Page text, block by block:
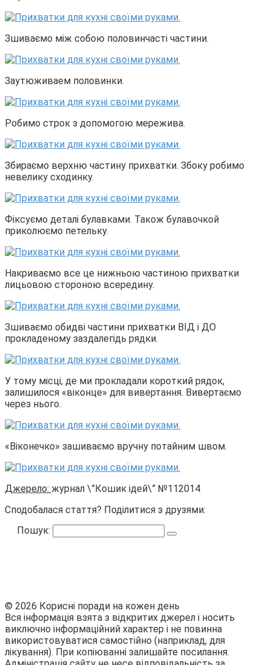
Зшиваємо між собою половинчасті частини.
Заутюживаем половинки.
Робимо строк з допомогою мережива.
Збираємо верхню частину прихватки. Збоку робимо
невелику сходинку.
Фіксуємо деталі булавками. Також булавочкой
приколюємо петельку.
Накриваємо все це нижньою частиною прихватки
лицьовою стороною всередину.
Зшиваємо обидві частини прихватки ВІД і ДО
прокладеному заздалегідь рядки.
У тому місці, де ми прокладали короткий рядок,
залишилося «віконце» для вивертання. Вивертаємо
через нього.
«Віконечко» зашиваємо вручну потайним швом.
Джерело: журнал \”Кошик ідей\” №112014
Сподобалася стаття? Поділитися з друзями:
Пошук:
© 2026 Корисні поради на кожен день
Вся інформація взята з відкритих джерел і носить
виключно інформаційний характер і не повинна
використовуватися самостійно (наприклад, для
лікування). При копіюванні залишайте посилання.